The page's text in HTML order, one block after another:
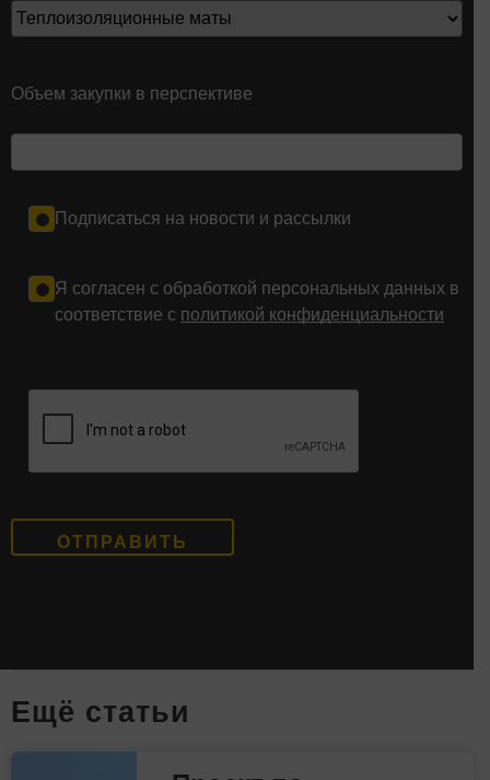
Объем закупки в перспективе
Подписаться на новости и рассылки
Я согласен с обработкой персональных данных в
соответствие с политикой конфиденциальности
Eщё статьи